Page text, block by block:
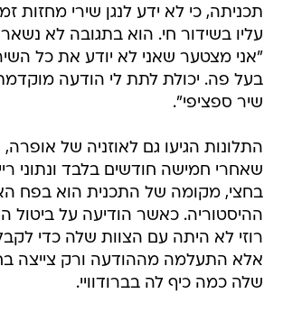
תכניתה, כי לא ידע לנגן שירי מחזות
עליו בשידור חי. הוא בתגובה לא נשאר
"אני מצטער שאני לא יודע את כל
בעל פה. יכולת לתת לי הודעה
שיר ספציפי".
התלונות הגיעו גם לאוזניה של
שאחרי חמישה חודשים בלבד ונתוני
בחצי, מקומה של התכנית הוא בפח
ההיסטוריה. כאשר הודיעה על ביטול
רוזי לא היתה עם הצוות שלה כדי
אלא התעלמה מההודעה ורק צייצה
שלה כמה כיף לה בברודוויי.